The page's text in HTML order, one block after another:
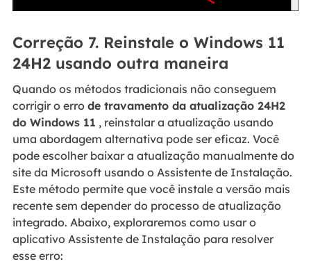
Correção 7. Reinstale o Windows 11
24H2 usando outra maneira
Quando os métodos tradicionais não conseguem
corrigir o erro de travamento da atualização 24H2
do Windows 11 , reinstalar a atualização usando
uma abordagem alternativa pode ser eficaz. Você
pode escolher baixar a atualização manualmente do
site da Microsoft usando o Assistente de Instalação.
Este método permite que você instale a versão mais
recente sem depender do processo de atualização
integrado. Abaixo, exploraremos como usar o
aplicativo Assistente de Instalação para resolver
esse erro: